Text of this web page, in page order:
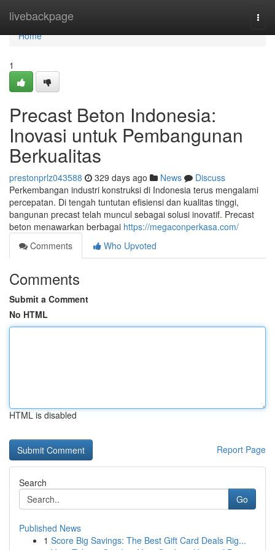
livebackpage
Home
Home
1
Precast Beton Indonesia:
Inovasi untuk Pembangunan
Berkualitas
prestonprlz043588 329 days ago News
Discuss
Perkembangan industri konstruksi di Indonesia terus mengalami
percepatan. Di tengah tuntutan efisiensi dan kualitas tinggi,
bangunan precast telah muncul sebagai solusi inovatif. Precast
beton menawarkan berbagai https://megaconperkasa.com/
Comments
Who Upvoted
Comments
Submit a Comment
No HTML
HTML is disabled
Report Page
Search
Go
Published News
1 Score Big Savings: The Best Gift Card Deals Rig...